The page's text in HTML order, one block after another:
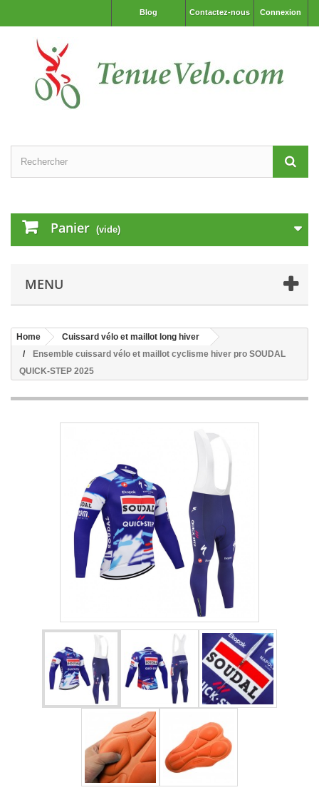
Connexion
Contactez-nous
Blog
Panier (vide)
MENU
Home
Cuissard vélo et maillot long hiver
Ensemble cuissard vélo et maillot cyclisme hiver pro SOUDAL
QUICK-STEP 2025